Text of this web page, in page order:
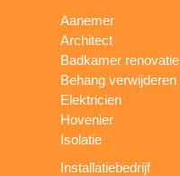
Aanemer
Architect
Badkamer renovatie
Behang verwijderen
Elektricien
Hovenier
Isolatie
Installatiebedrijf